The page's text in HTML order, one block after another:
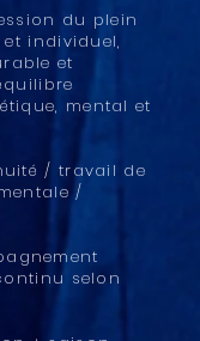
du plein
individuel,
et
mental et
/ travail de
/
selon